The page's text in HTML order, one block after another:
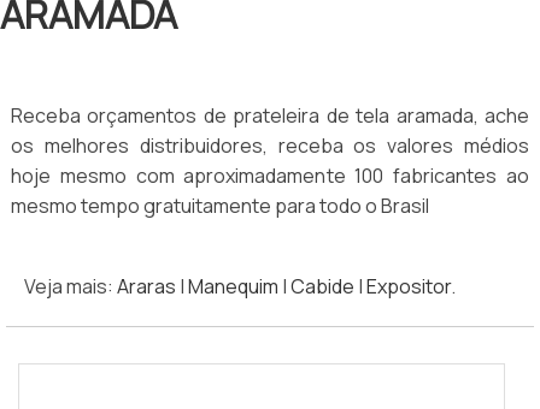
ARAMADA
Receba orçamentos de prateleira de tela aramada, ache
os melhores distribuidores, receba os valores médios
hoje mesmo com aproximadamente 100 fabricantes ao
mesmo tempo gratuitamente para todo o Brasil
Veja mais: Araras |Manequim |Cabide |Expositor.